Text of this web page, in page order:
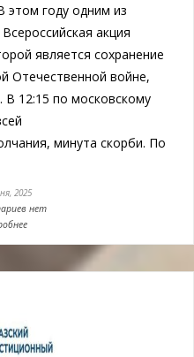
этом году одним из
акция
является сохранение
Отечественной войне,
В 12:15 по московскому
минута скорби. По
2025
нет